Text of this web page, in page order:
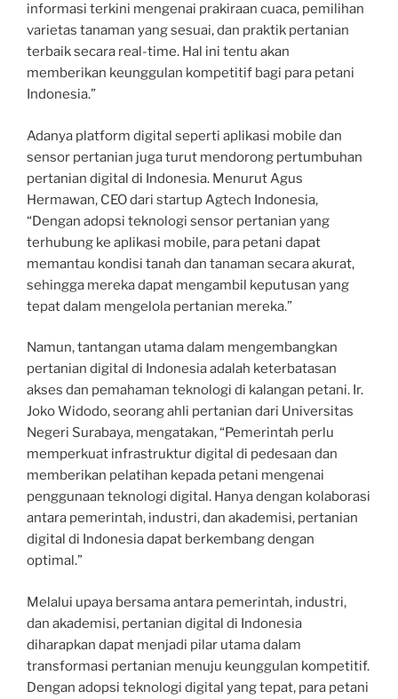
informasi terkini mengenai prakiraan cuaca, pemilihan
varietas tanaman yang sesuai, dan praktik pertanian
terbaik secara real-time. Hal ini tentu akan
memberikan keunggulan kompetitif bagi para petani
Indonesia.”
Adanya platform digital seperti aplikasi mobile dan
sensor pertanian juga turut mendorong pertumbuhan
pertanian digital di Indonesia. Menurut Agus
Hermawan, CEO dari startup Agtech Indonesia,
“Dengan adopsi teknologi sensor pertanian yang
terhubung ke aplikasi mobile, para petani dapat
memantau kondisi tanah dan tanaman secara akurat,
sehingga mereka dapat mengambil keputusan yang
tepat dalam mengelola pertanian mereka.”
Namun, tantangan utama dalam mengembangkan
pertanian digital di Indonesia adalah keterbatasan
akses dan pemahaman teknologi di kalangan petani. Ir.
Joko Widodo, seorang ahli pertanian dari Universitas
Negeri Surabaya, mengatakan, “Pemerintah perlu
memperkuat infrastruktur digital di pedesaan dan
memberikan pelatihan kepada petani mengenai
penggunaan teknologi digital. Hanya dengan kolaborasi
antara pemerintah, industri, dan akademisi, pertanian
digital di Indonesia dapat berkembang dengan
optimal.”
Melalui upaya bersama antara pemerintah, industri,
dan akademisi, pertanian digital di Indonesia
diharapkan dapat menjadi pilar utama dalam
transformasi pertanian menuju keunggulan kompetitif.
Dengan adopsi teknologi digital yang tepat, para petani